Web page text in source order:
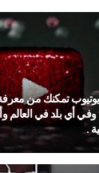
تمكنك من معرفة
أي بلد في العالم
.